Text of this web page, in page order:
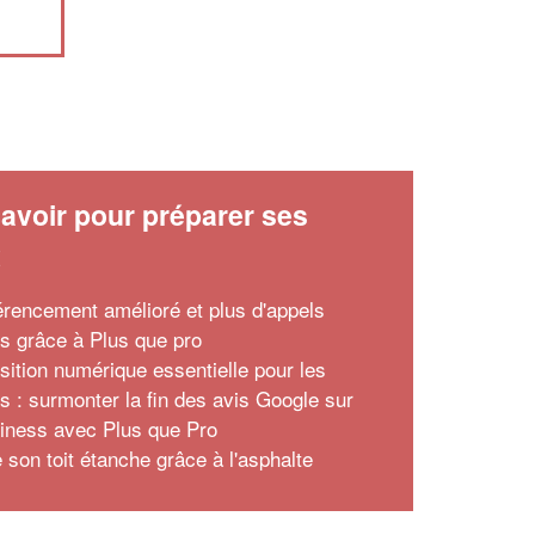
pour préparer ses
amélioré et plus d'appels
grâce à Plus que pro
numérique essentielle pour les
: surmonter la fin des avis Google sur
avec Plus que Pro
son toit étanche grâce à l'asphalte